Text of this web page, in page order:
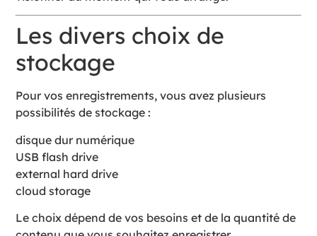
Les divers choix de
stockage
Pour vos enregistrements, vous avez plusieurs
possibilités de stockage :
disque dur numérique
USB flash drive
external hard drive
cloud storage
Le choix dépend de vos besoins et de la quantité de